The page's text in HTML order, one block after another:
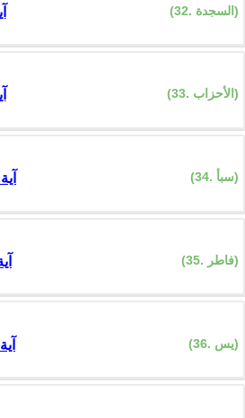
(32. السجدة)
(33. الأحزاب)
(34. سبأ) 54 آية
(35. فاطر) 45
(36. يس) 83 آية